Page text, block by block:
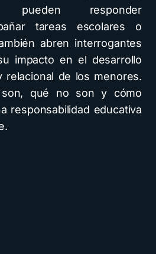
pueden responder
tareas escolares o
abren interrogantes
impacto en el desarrollo
relacional de los menores.
son, qué no son y cómo
responsabilidad educativa